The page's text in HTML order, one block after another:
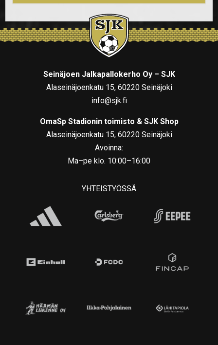
Seinäjoen Jalkapallokerho Oy – SJK
Alaseinäjoenkatu 15, 60220 Seinäjoki
info@sjk.fi
OmaSp Stadionin toimisto & SJK Shop
Alaseinäjoenkatu 15, 60220 Seinäjoki
Avoinna:
Ma–pe klo. 10:00–16:00
YHTEISTYÖSSÄ